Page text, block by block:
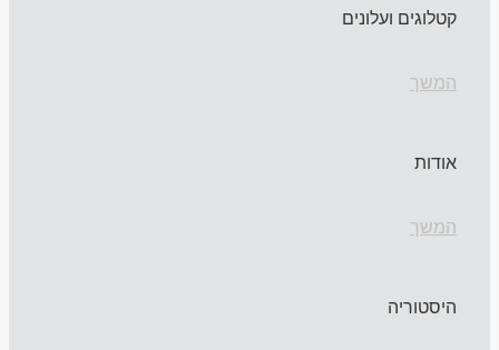
קטלוגים ועלונים
המשך
אודות
המשך
היסטוריה